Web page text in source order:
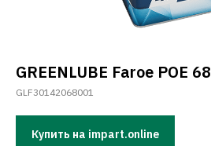
GREENLUBE Faroe POE 68
GLF30142068001
Купить на impart.online